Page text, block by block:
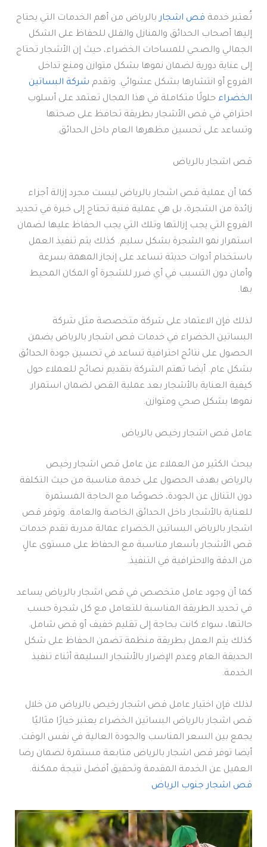
تُعتبر خدمة قص اشجاربالرياض من أهم الخدمات التي يحتاج
إليها أصحاب الحدائق والمنازل والفلل للحفاظ على الشكل
الجمالي والصحي للمساحات الخضراء، حيث إن الأشجار تحتاج
إلى عناية دورية لضمان نموها بشكل متوازن ومنع تداخل
الفروع أو انتشارها بشكل عشوائي. وتقدم شركة البساتين
الخضراء حلولًا متكاملة في هذا المجال تعتمد على أسلوب
احترافي في قص الأشجار بطريقة تحافظ على صحتها
وتساعد على تحسين مظهرها العام داخل الحدائق.
قص اشجار بالرياض
كما أن عملية قص اشجار بالرياض ليست مجرد إزالة أجزاء
زائدة من الشجرة، بل هي عملية فنية تحتاج إلى خبرة في تحديد
الفروع التي يجب إزالتها وتلك التي يجب الحفاظ عليها لضمان
استمرار نمو الشجرة بشكل سليم. كذلك يتم تنفيذ العمل
باستخدام أدوات حديثة تساعد على إنجاز المهمة بسرعة
وأمان دون التسبب في أي ضرر للشجرة أو المكان المحيط
بها.
لذلك فإن الاعتماد على شركة متخصصة مثل شركة
البساتين الخضراء في خدمات قص اشجار بالرياض يضمن
الحصول على نتائج احترافية تساعد في تحسين جودة الحدائق
بشكل عام. أيضا تهتم الشركة بتقديم نصائح للعملاء حول
كيفية العناية بالأشجار بعد عملية القص لضمان استمرار
نموها بشكل صحي ومتوازن.
عامل قص اشجار رخيص بالرياض
يبحث الكثير من العملاء عن عامل قص اشجار رخيص
بالرياض بهدف الحصول على خدمة مناسبة من حيث التكلفة
دون التنازل عن الجودة، خصوصًا مع الحاجة المستمرة
للعناية بالأشجار داخل الحدائق الخاصة والعامة. وتوفر قص
اشجار بالرياض البساتين الخضراء عمالة مدربة تقدم خدمات
قص الأشجار بأسعار مناسبة مع الحفاظ على مستوى عالٍ
من الدقة والاحترافية في التنفيذ.
كما أن وجود عامل متخصص في قص اشجار بالرياض يساعد
في تحديد الطريقة المناسبة للتعامل مع كل شجرة حسب
حالتها، سواء كانت بحاجة إلى تقليم خفيف أو قص شامل.
كذلك يتم العمل بطريقة منظمة تضمن الحفاظ على شكل
الحديقة العام وعدم الإضرار بالأشجار السليمة أثناء تنفيذ
الخدمة.
لذلك فإن اختيار عامل قص اشجار رخيص بالرياض من خلال
قص اشجار بالرياض البساتين الخضراء يعتبر خيارًا مثاليًا
يجمع بين السعر المناسب والجودة العالية في نفس الوقت.
أيضا توفر قص اشجار بالرياض متابعة مستمرة لضمان رضا
العميل عن الخدمة المقدمة وتحقيق أفضل نتيجة ممكنة.
قص اشجار جنوب الرياض